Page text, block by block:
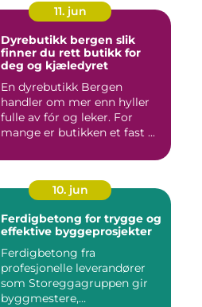
11. jun
Dyrebutikk bergen slik
finner du rett butikk for
deg og kjæledyret
En dyrebutikk Bergen
handler om mer enn hyller
fulle av fór og leker. For
mange er butikken et fast ...
10. jun
Ferdigbetong for trygge og
effektive byggeprosjekter
Ferdigbetong fra
profesjonelle leverandører
som Storeggagruppen gir
byggmestere,